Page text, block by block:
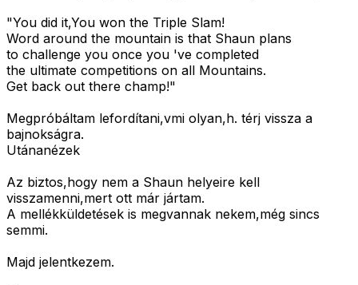
"You did it,You won the Triple Slam!
Word around the mountain is that Shaun plans
to challenge you once you 've completed
the ultimate competitions on all Mountains.
Get back out there champ!"
Megpróbáltam lefordítani,vmi olyan,h. térj vissza a
bajnokságra.
Utánanézek
Az biztos,hogy nem a Shaun helyeire kell
visszamenni,mert ott már jártam.
A mellékküldetések is megvannak nekem,még sincs
semmi.
Majd jelentkezem.